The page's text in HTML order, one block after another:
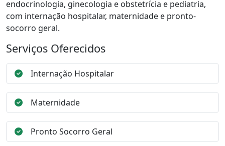
endocrinologia, ginecologia e obstetrícia e pediatria,
com internação hospitalar, maternidade e pronto-
socorro geral.
Serviços Oferecidos
Internação Hospitalar
Maternidade
Pronto Socorro Geral